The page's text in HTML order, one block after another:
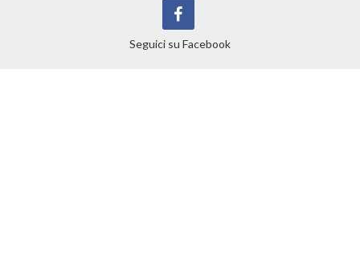
Seguici su Facebook